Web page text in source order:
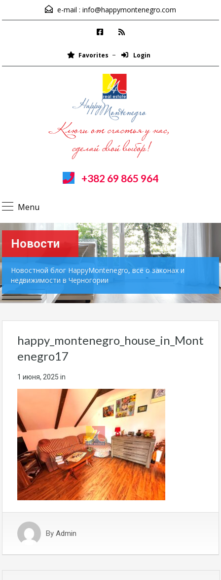
e-mail : info@happymontenegro.com
Favorites Login
+382 69 865 964
Menu
Новости
Новостной блог HappyMontenegro, всё о законах и
недвижимости в Черногории
happy_montenegro_house_in_Mont
enegro17
1 июня, 2025 in
By Admin